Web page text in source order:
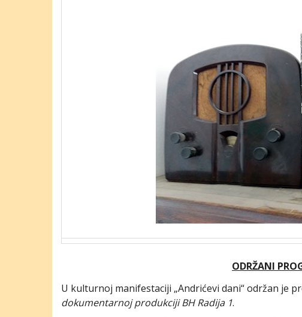
ODRŽANI
U kulturnoj manifestaciji „Andrićevi dani“ održan je
dokumentarnoj produkciji BH Radija 1.